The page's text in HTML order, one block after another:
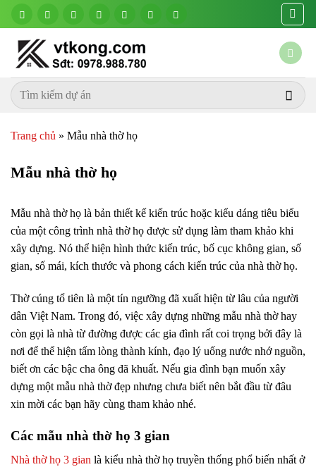
đến
dung
Trang chủ » Mẫu nhà thờ họ
Mẫu nhà thờ họ
Mẫu nhà thờ họ là bản thiết kế kiến trúc hoặc kiểu dáng tiêu biểu
của một công trình nhà thờ họ được sử dụng làm tham khảo khi
xây dựng. Nó thể hiện hình thức kiến trúc, bố cục không gian, số
gian, số mái, kích thước và phong cách kiến trúc của nhà thờ họ.
Thờ cúng tổ tiên là một tín ngưỡng đã xuất hiện từ lâu của người
dân Việt Nam. Trong đó, việc xây dựng những mẫu nhà thờ hay
còn gọi là nhà từ đường được các gia đình rất coi trọng bởi đây là
nơi để thể hiện tấm lòng thành kính, đạo lý uống nước nhớ nguồn,
biết ơn các bậc cha ông đã khuất. Nếu gia đình bạn muốn xây
dựng một mẫu nhà thờ đẹp nhưng chưa biết nên bắt đầu từ đâu
xin mời các bạn hãy cùng tham khảo nhé.
Các mẫu nhà thờ họ 3 gian
Nhà thờ họ 3 gian là kiểu nhà thờ họ truyền thống phổ biến nhất ở